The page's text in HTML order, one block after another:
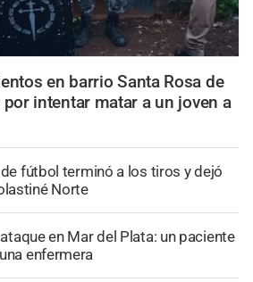
en barrio Santa Rosa de
intentar matar a un joven a
fútbol terminó a los tiros y dejó
Norte
en Mar del Plata: un paciente
enfermera